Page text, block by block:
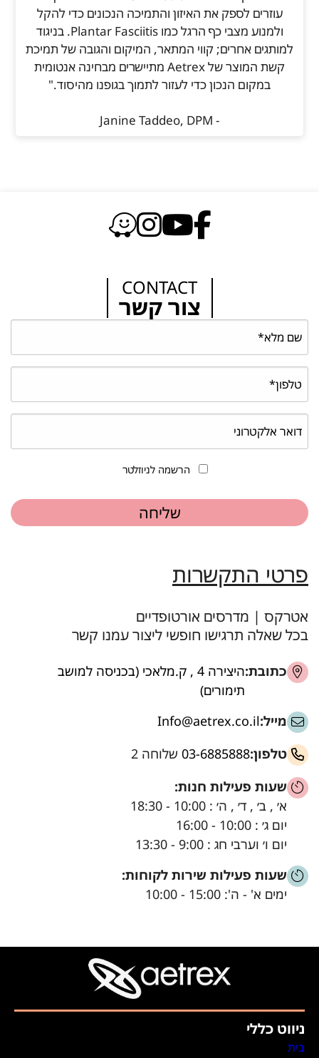
עוזרים לספק את האיזון והתמיכה הנכונים כדי להקל
ולמנוע מצבי כף הרגל כמו Plantar Fasciitis. בניגוד
למותגים אחרים; קווי המתאר, המיקום והגובה של תמיכת
קשת המוצר של Aetrex מתיישרים מבחינה אנטומית
במקום הנכון כדי לעזור לתמוך בגופנו מהיסוד."
- Janine Taddeo, DPM
CONTACT
צור קשר
הרשמה לניוזלטר
פרטי התקשרות
אטרקס | מדרסים אורטופדיים
בכל שאלה תרגישו חופשי ליצור עמנו קשר
כתובת:
היצירה 4 , ק.מלאכי (בכניסה למושב
תימורים)
מייל:Info@aetrex.co.il
טלפון:03-6885888 שלוחה 2
שעות פעילות חנות:
א׳ , ב׳ , ד׳ , ה׳ : 10:00 - 18:30
יום ג׳ : 10:00 - 16:00
יום ו׳ וערבי חג : 9:00 - 13:30
שעות פעילות שירות לקוחות:
ימים א' - ה': 15:00 - 10:00
ניווט כללי
בית